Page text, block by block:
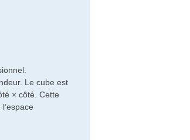
Le cube est
× côté. Cette